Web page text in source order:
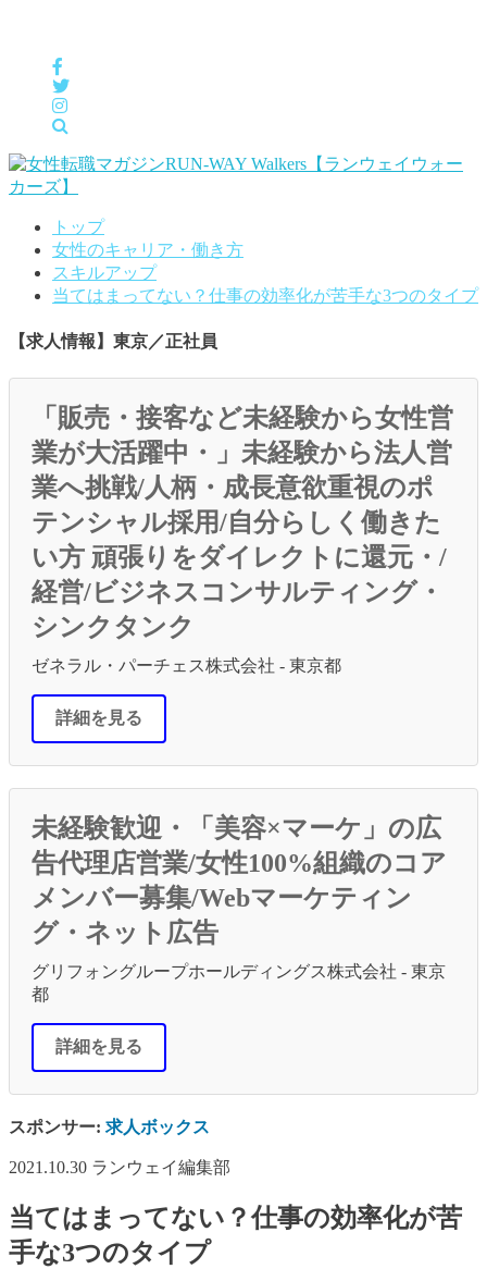
トップ
女性のキャリア・働き方
スキルアップ
当てはまってない？仕事の効率化が苦手な3つのタイプ
【求人情報】東京／正社員
「販売・接客など未経験から女性営
業が大活躍中・」未経験から法人営
業へ挑戦/人柄・成長意欲重視のポ
テンシャル採用/自分らしく働きた
い方 頑張りをダイレクトに還元・/
経営/ビジネスコンサルティング・
シンクタンク
ゼネラル・パーチェス株式会社 - 東京都
詳細を見る
未経験歓迎・「美容×マーケ」の広
告代理店営業/女性100%組織のコア
メンバー募集/Webマーケティン
グ・ネット広告
グリフォングループホールディングス株式会社 - 東京
都
詳細を見る
スポンサー: 求人ボックス
2021.10.30 ランウェイ編集部
当てはまってない？仕事の効率化が苦
手な3つのタイプ